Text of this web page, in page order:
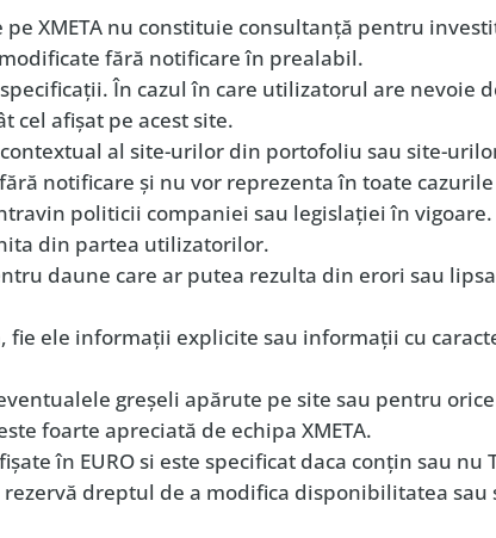
XMETA nu constituie consultanţă pentru
fără notificare în prealabil.
În cazul în care utilizatorul are nevoie
cel afişat pe acest site.
al site-urilor din portofoliu sau site-
notificare şi nu vor reprezenta în toate cazurile
politicii companiei sau legislaţiei în
din partea utilizatorilor.
daune care ar putea rezulta din erori sau
ele informaţii explicite sau informaţii cu
greşeli apărute pe site sau pentru
foarte apreciată de echipa XMETA.
în EURO si este specificat daca conţin sau nu
dreptul de a modifica disponibilitatea